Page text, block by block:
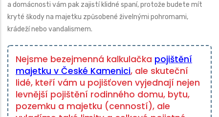
a domácnosti vám pak zajistí klidné spaní, protože budete mít
kryté škody na majetku způsobené živelnými pohromami,
krádeží nebo vandalismem.
Nejsme bezejmenná kalkulačka pojištění
majetku v České Kamenici, ale skuteční
lidé, kteří vám u pojišťoven vyjednají nejen
levnější pojištění rodinného domu, bytu,
pozemku a majetku (cenností), ale